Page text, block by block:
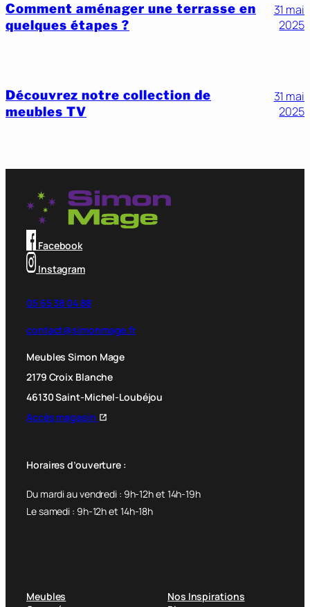
Comment aménager une terrasse en
quelques étapes ?
31 mai
2025
Découvrez notre collection de
meubles TV
31 mai
2025
Facebook
Instagram
05 65 38 04 88
contact@simonmage.fr
Meubles Simon Mage
2179 Croix Blanche
46130 Saint-Michel-Loubéjou
Accès magasin
Horaires d’ouverture :
Du mardi au vendredi : 9h-12h et 14h-19h
Le samedi : 9h-12h et 14h-18h
Meubles
Nos Inspirations